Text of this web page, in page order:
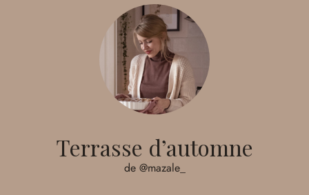
Terrasse d’automne
de @mazale_